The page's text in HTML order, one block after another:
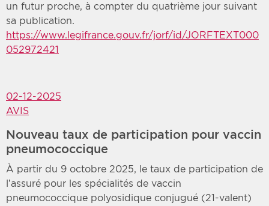
un futur proche, à compter du quatrième jour suivant
sa publication.
https://www.legifrance.gouv.fr/jorf/id/JORFTEXT000
052972421
02-12-2025
AVIS
Nouveau taux de participation pour vaccin
pneumococcique
À partir du 9 octobre 2025, le taux de participation de
l’assuré pour les spécialités de vaccin
pneumococcique polyosidique conjugué (21-valent)